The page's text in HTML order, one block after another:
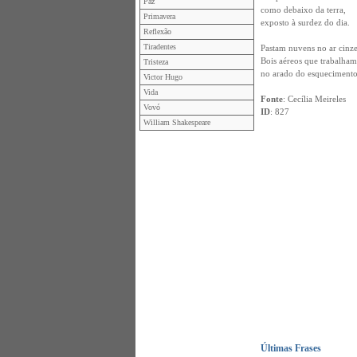
Primavera
Reflexão
Tiradentes
Tristeza
Victor Hugo
Vida
Vovó
William Shakespeare
como debaixo da terra,
exposto à surdez do dia.
Pastam nuvens no ar
Bois aéreos que trabalham
no arado do esquecimento.
Fonte: Cecília Meireles
ID: 827
Últimas Frases